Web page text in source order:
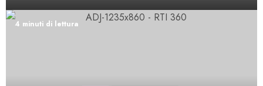
4 minuti di lettura